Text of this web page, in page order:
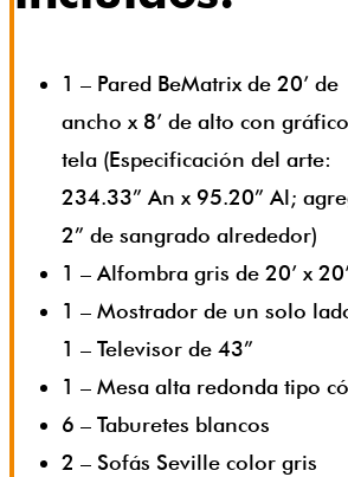
1 – Pared BeMatrix de 20’ de
ancho x 8’ de alto con
tela (Especificación del arte:
234.33” An x 95.20” Al;
2” de sangrado alrededor)
1 – Alfombra gris de 20’ x
1 – Mostrador de un solo
1 – Televisor de 43”
1 – Mesa alta redonda tipo
6 – Taburetes blancos
2 – Sofás Seville color gris